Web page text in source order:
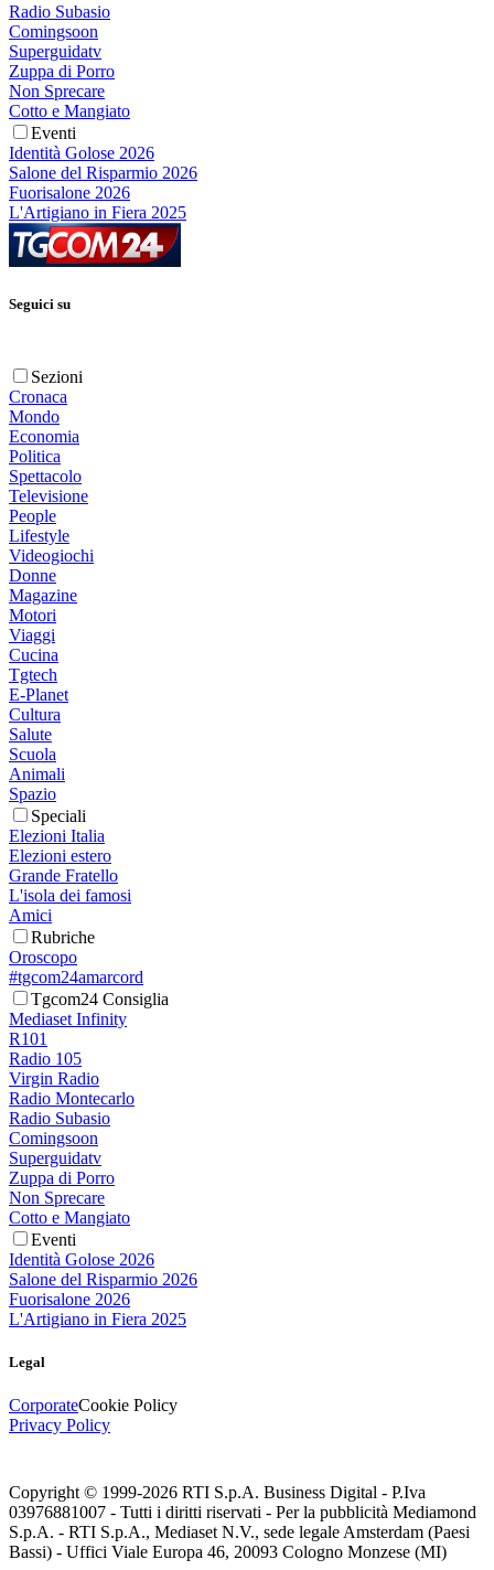
Radio Subasio
Comingsoon
Superguidatv
Zuppa di Porro
Non Sprecare
Cotto e Mangiato
Eventi
Identità Golose 2026
Salone del Risparmio 2026
Fuorisalone 2026
L'Artigiano in Fiera 2025
Seguici su
Sezioni
Cronaca
Mondo
Economia
Politica
Spettacolo
Televisione
People
Lifestyle
Videogiochi
Donne
Magazine
Motori
Viaggi
Cucina
Tgtech
E-Planet
Cultura
Salute
Scuola
Animali
Spazio
Speciali
Elezioni Italia
Elezioni estero
Grande Fratello
L'isola dei famosi
Amici
Rubriche
Oroscopo
#tgcom24amarcord
Tgcom24 Consiglia
Mediaset Infinity
R101
Radio 105
Virgin Radio
Radio Montecarlo
Radio Subasio
Comingsoon
Superguidatv
Zuppa di Porro
Non Sprecare
Cotto e Mangiato
Eventi
Identità Golose 2026
Salone del Risparmio 2026
Fuorisalone 2026
L'Artigiano in Fiera 2025
Legal
CorporateCookie Policy
Privacy Policy
Copyright © 1999-2026 RTI S.p.A. Business Digital - P.Iva
03976881007 - Tutti i diritti riservati - Per la pubblicità Mediamond
S.p.A. - RTI S.p.A., Mediaset N.V., sede legale Amsterdam (Paesi
Bassi) - Uffici Viale Europa 46, 20093 Cologno Monzese (MI)